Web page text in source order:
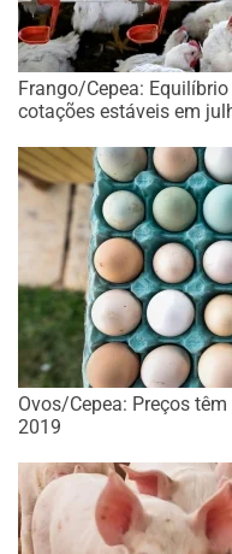
Frango/Cepea:
cotações estáveis em
Ovos/Cepea: Preços
2019